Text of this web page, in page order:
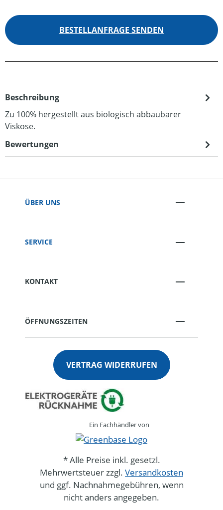
BESTELLANFRAGE SENDEN
Beschreibung
Zu 100% hergestellt aus biologisch abbaubarer
Viskose.
Bewertungen
ÜBER UNS
SERVICE
KONTAKT
ÖFFNUNGSZEITEN
VERTRAG WIDERRUFEN
Ein Fachhändler von
* Alle Preise inkl. gesetzl.
Mehrwertsteuer zzgl. Versandkosten
und ggf. Nachnahmegebühren, wenn
nicht anders angegeben.